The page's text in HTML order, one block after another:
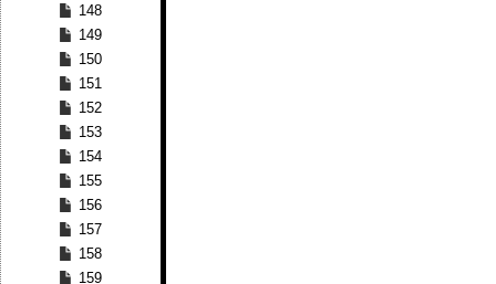
148
149
150
151
152
153
154
155
156
157
158
159